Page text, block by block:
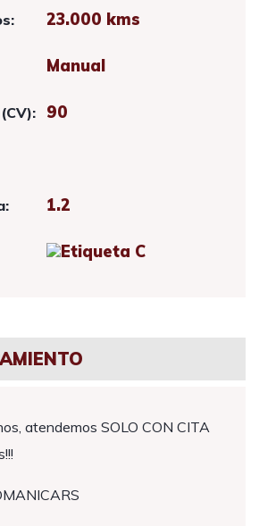
23.000 kms
Manual
90
1.2
atendemos SOLO CON CITA